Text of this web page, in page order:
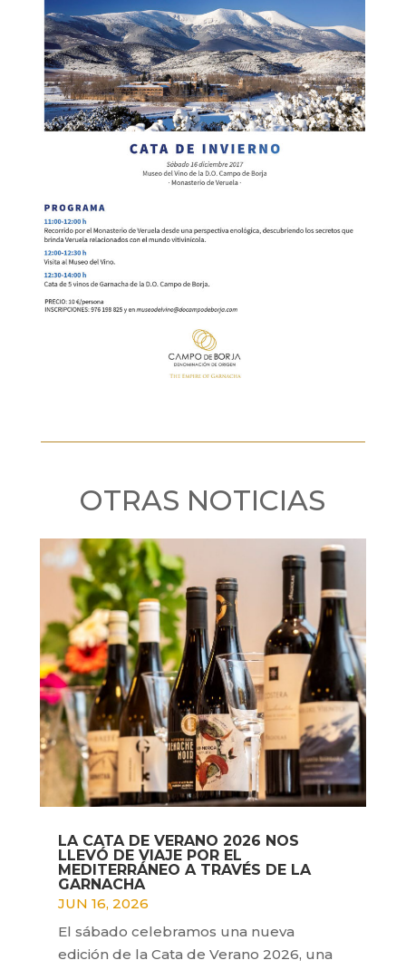
OTRAS NOTICIAS
LA CATA DE VERANO 2026 NOS
LLEVÓ DE VIAJE POR EL
MEDITERRÁNEO A TRAVÉS DE LA
GARNACHA
JUN 16, 2026
El sábado celebramos una nueva
edición de la Cata de Verano 2026, una